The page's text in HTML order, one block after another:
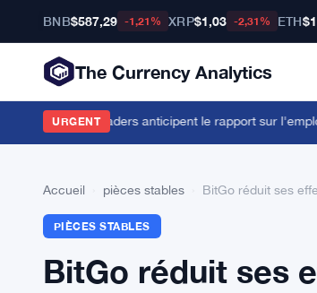
BNB$587,29 -1,21% XRP$1,03 -2,31% ETH
The Currency Analytics
URGENT
que les traders anticipent le rapport sur l'emploi
Accueil pièces stables BitGo réduit ses
PIÈCES STABLES
BitGo réduit ses